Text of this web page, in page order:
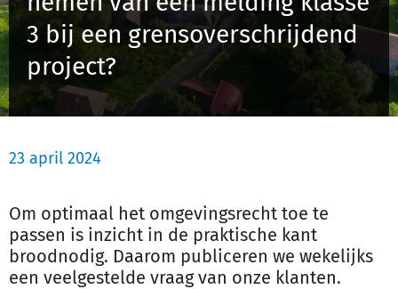
Schulinck Omgevingsrecht Databank
Over ons
Contact
Registreren
3 bij een grensoverschrijdend
project?
23 april 2024
Om optimaal het omgevingsrecht toe te
passen is inzicht in de praktische kant
broodnodig. Daarom publiceren we wekelijks
een veelgestelde vraag van onze klanten.